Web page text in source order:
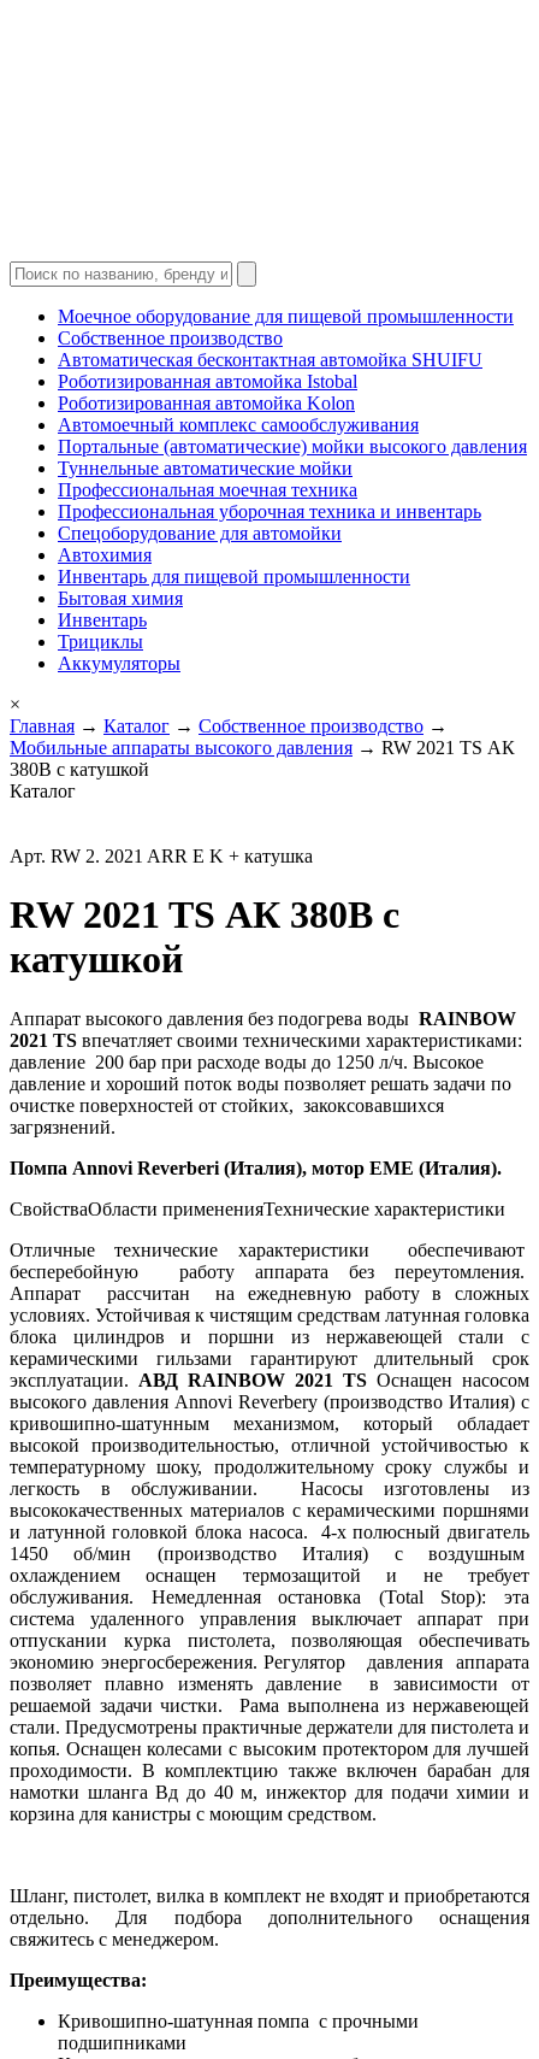
Моечное оборудование для пищевой промышленности
Собственное производство
Автоматическая бесконтактная автомойка SHUIFU
Роботизированная автомойка Istobal
Роботизированная автомойка Kolon
Автомоечный комплекс самообслуживания
Портальные (автоматические) мойки высокого давления
Туннельные автоматические мойки
Профессиональная моечная техника
Профессиональная уборочная техника и инвентарь
Спецоборудование для автомойки
Автохимия
Инвентарь для пищевой промышленности
Бытовая химия
Инвентарь
Трициклы
Аккумуляторы
×
Главная → Каталог → Собственное производство →
Мобильные аппараты высокого давления → RW 2021 TS АК
380В с катушкой
Каталог
Арт. RW 2. 2021 ARR E K + катушка
RW 2021 TS АК 380В с
катушкой
Аппарат высокого давления без подогрева воды RAINBOW
2021 TS впечатляет своими техническими характеристиками:
давление 200 бар при расходе воды до 1250 л/ч. Высокое
давление и хороший поток воды позволяет решать задачи по
очистке поверхностей от стойких, закоксовавшихся
загрязнений.
Помпа Annovi Reverberi (Италия), мотор EME (Италия).
СвойстваОбласти примененияТехнические характеристики
Отличные технические характеристики обеспечивают
бесперебойную работу аппарата без переутомления.
Аппарат рассчитан на ежедневную работу в сложных
условиях. Устойчивая к чистящим средствам латунная головка
блока цилиндров и поршни из нержавеющей стали с
керамическими гильзами гарантируют длительный срок
эксплуатации. АВД RAINBOW 2021 TS Оснащен насосом
высокого давления Annovi Reverbery (производство Италия) с
кривошипно-шатунным механизмом, который обладает
высокой производительностью, отличной устойчивостью к
температурному шоку, продолжительному сроку службы и
легкость в обслуживании. Насосы изготовлены из
высококачественных материалов с керамическими поршнями
и латунной головкой блока насоса. 4-х полюсный двигатель
1450 об/мин (производство Италия) с воздушным
охлаждением оснащен термозащитой и не требует
обслуживания. Немедленная остановка (Total Stop): эта
система удаленного управления выключает аппарат при
отпускании курка пистолета, позволяющая обеспечивать
экономию энергосбережения. Регулятор давления аппарата
позволяет плавно изменять давление в зависимости от
решаемой задачи чистки. Рама выполнена из нержавеющей
стали. Предусмотрены практичные держатели для пистолета и
копья. Оснащен колесами с высоким протектором для лучшей
проходимости. В комплектцию также включен барабан для
намотки шланга Вд до 40 м, инжектор для подачи химии и
корзина для канистры с моющим средством.
Шланг, пистолет, вилка в комплект не входят и приобретаются
отдельно. Для подбора дополнительного оснащения
свяжитесь с менеджером.
Преимущества:
Кривошипно-шатунная помпа с прочными
подшипниками